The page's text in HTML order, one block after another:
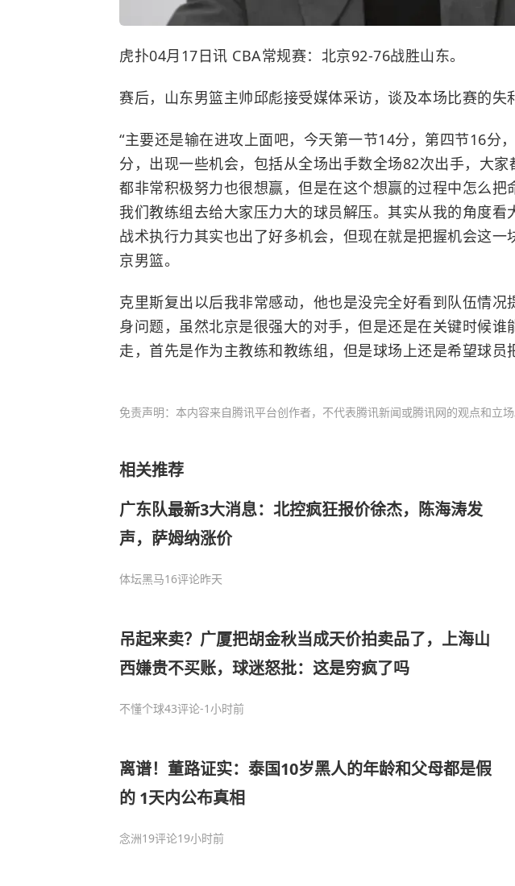
虎扑04月17日讯 CBA常规赛：北京92-76战胜山东。
赛后，山东男篮主帅邱彪接受媒体采访，谈及本场比赛的失
“主要还是输在进攻上面吧，今天第一节14分，第四节16分
分，出现一些机会，包括从全场出手数全场82次出手，大家
都非常积极努力也很想赢，但是在这个想赢的过程中怎么把
我们教练组去给大家压力大的球员解压。其实从我的角度看
战术执行力其实也出了好多机会，但现在就是把握机会这一
京男篮。
克里斯复出以后我非常感动，他也是没完全好看到队伍情况
身问题，虽然北京是很强大的对手，但是还是在关键时候谁
走，首先是作为主教练和教练组，但是球场上还是希望球员
免责声明：本内容来自腾讯平台创作者，不代表腾讯新闻或腾讯网的观点和立场
相关推荐
广东队最新3大消息：北控疯狂报价徐杰，陈海涛发
声，萨姆纳涨价
体坛黑马16评论昨天
吊起来卖？广厦把胡金秋当成天价拍卖品了，上海山
西嫌贵不买账，球迷怒批：这是穷疯了吗
不懂个球43评论-1小时前
离谱！董路证实：泰国10岁黑人的年龄和父母都是假
的 1天内公布真相
念洲19评论19小时前